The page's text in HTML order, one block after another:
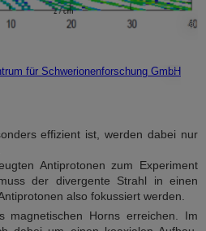
©
©
effizient ist, werden dabei nur
Antiprotonen zum Experiment
der divergente Strahl in einen
also fokussiert werden.
magnetischen Horns erreichen. Im